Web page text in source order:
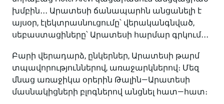
խմբին․․․ Արատեսի ճանապարհն անցանելի է
այսօր, էլեկտրասնուցումը՝ վերականգնված,
սեբաստացիները՝ Արատեսի հարմար գրկում․․․
Բարի վերադարձ, ընկերներ, Արատեսի թարմ
տպավորություններով, առաջարկներով։ Մեզ
մնաց առաջիկա օրերին Թալին—Արատեսի
մասնակիցների բլոգներով անցնել հատ—հատ։